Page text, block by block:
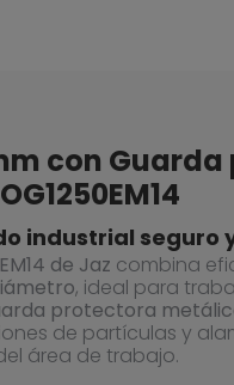
con Guarda
industrial seguro
de Jaz combina
, ideal para
protectora
de partículas y
área de trabajo.